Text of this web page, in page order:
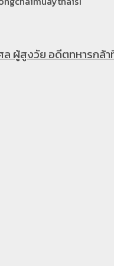
สูงวัย อดีตทหารกล้า